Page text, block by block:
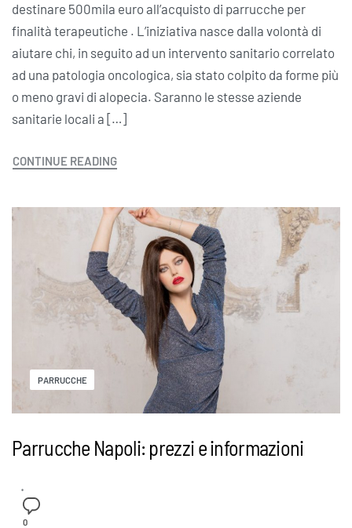
destinare 500mila euro all’acquisto di parrucche per
finalità terapeutiche . L’iniziativa nasce dalla volontà di
aiutare chi, in seguito ad un intervento sanitario correlato
ad una patologia oncologica, sia stato colpito da forme più
o meno gravi di alopecia. Saranno le stesse aziende
sanitarie locali a […]
CONTINUE READING
PARRUCCHE
Parrucche Napoli: prezzi e informazioni
0